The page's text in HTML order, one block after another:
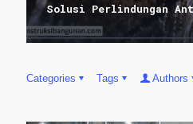
Solusi Perlindungan
Categories Tags Authors